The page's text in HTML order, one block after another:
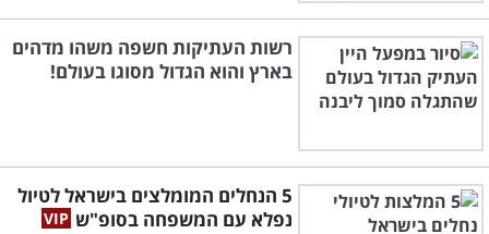
רשות העתיקות חשפה משהו מדהים
בארץ והוא הגדול מסוגו בעולם!
5 הנחלים המומלצים בישראל לטיול
נפלא עם המשפחה בסופ"ש